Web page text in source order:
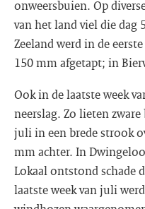
onweersbuien. Op
van het land viel die dag
Zeeland werd in de
150 mm afgetapt; in
Ook in de laatste week
neerslag. Zo lieten
juli in een brede strook
mm achter. In
Lokaal ontstond schade
laatste week van juli